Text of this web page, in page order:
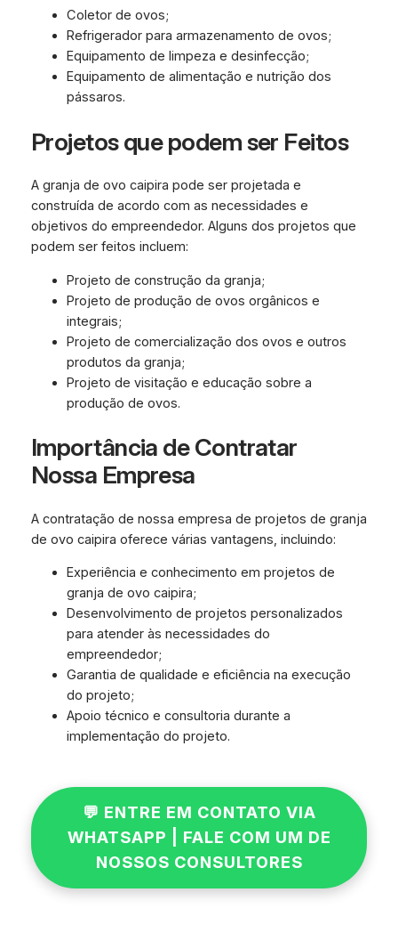
Coletor de ovos;
Refrigerador para armazenamento de ovos;
Equipamento de limpeza e desinfecção;
Equipamento de alimentação e nutrição dos
pássaros.
Projetos que podem ser Feitos
A granja de ovo caipira pode ser projetada e
construída de acordo com as necessidades e
objetivos do empreendedor. Alguns dos projetos que
podem ser feitos incluem:
Projeto de construção da granja;
Projeto de produção de ovos orgânicos e
integrais;
Projeto de comercialização dos ovos e outros
produtos da granja;
Projeto de visitação e educação sobre a
produção de ovos.
Importância de Contratar
Nossa Empresa
A contratação de nossa empresa de projetos de granja
de ovo caipira oferece várias vantagens, incluindo:
Experiência e conhecimento em projetos de
granja de ovo caipira;
Desenvolvimento de projetos personalizados
para atender às necessidades do
empreendedor;
Garantia de qualidade e eficiência na execução
do projeto;
Apoio técnico e consultoria durante a
implementação do projeto.